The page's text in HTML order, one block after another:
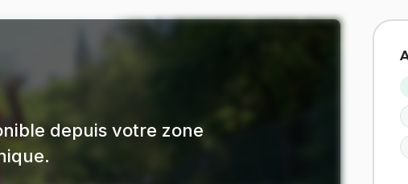
depuis votre zone